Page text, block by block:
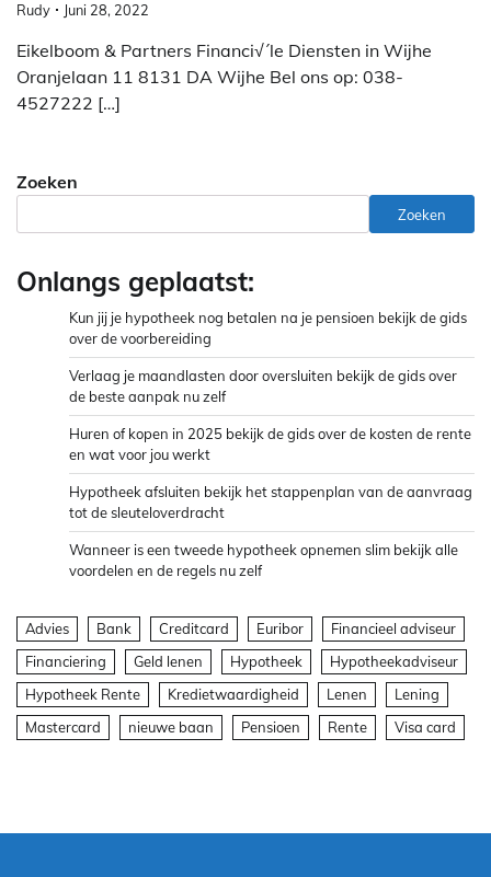
Rudy Juni 28, 2022
Eikelboom & Partners Financi√´le Diensten in Wijhe
Oranjelaan 11 8131 DA Wijhe Bel ons op: 038-
4527222 […]
Zoeken
Zoeken
Onlangs geplaatst:
Kun jij je hypotheek nog betalen na je pensioen bekijk de gids
over de voorbereiding
Verlaag je maandlasten door oversluiten bekijk de gids over
de beste aanpak nu zelf
Huren of kopen in 2025 bekijk de gids over de kosten de rente
en wat voor jou werkt
Hypotheek afsluiten bekijk het stappenplan van de aanvraag
tot de sleuteloverdracht
Wanneer is een tweede hypotheek opnemen slim bekijk alle
voordelen en de regels nu zelf
Advies Bank Creditcard Euribor
Financieel adviseur
Financiering
Geld lenen Hypotheek
Hypotheekadviseur
Hypotheek Rente
Kredietwaardigheid Lenen
Lening
Mastercard
nieuwe baan Pensioen Rente Visa card